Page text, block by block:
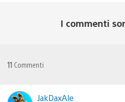
I commenti
11 Commenti
JakDaxAle